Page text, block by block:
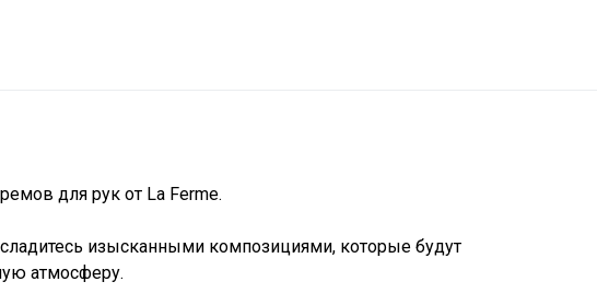
для рук от La Ferme.
изысканными композициями, которые будут
атмосферу.